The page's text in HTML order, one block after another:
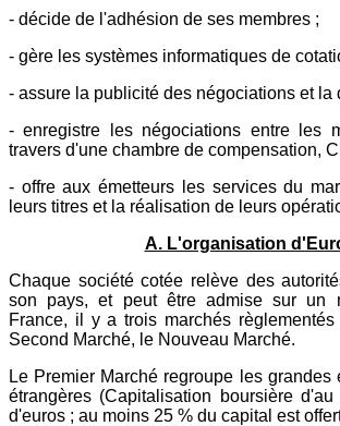
- décide de l'adhésion de ses membres ;
- gère les systèmes informatiques de
- assure la publicité des négociations et la
- enregistre les négociations entre les
travers d'une chambre de compensation,
- offre aux émetteurs les services du
leurs titres et la réalisation de leurs
A. L'organisation
Chaque société cotée relève des
son pays, et peut être admise sur un
France, il y a trois marchés
Second Marché, le Nouveau Marché.
Le Premier Marché regroupe les grandes
étrangères (Capitalisation boursière
d'euros ; au moins 25 % du capital est